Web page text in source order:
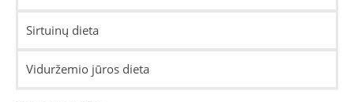
Sirtuinų dieta
Viduržemio jūros dieta